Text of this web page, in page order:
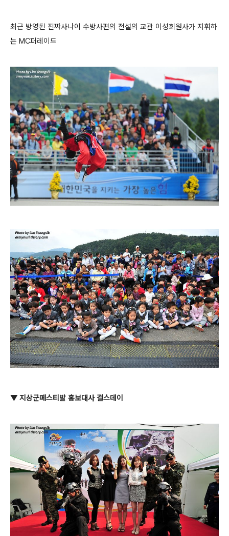
최근 방영된 진짜사나이 수방사편의 전설의 교관 이성희원사가 지휘하
는 MC퍼레이드
▼ 지상군페스티발 홍보대사 걸스데이